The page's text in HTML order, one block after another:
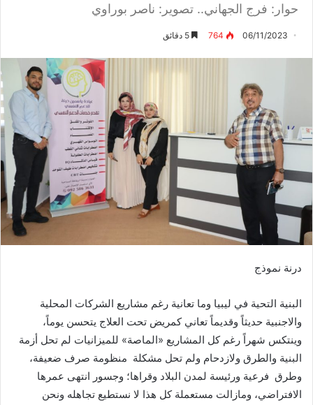
حوار: فرج الجهاني.. تصوير: ناصر بوراوي
06/11/2023
764
درنة نموذج
البنية التحية في ليبيا وما تعانية رغم مشاريع الشركات المحلية
والاجنبية حديثاً وقديماً تعاني كمريض تحت العلاج يتحسن يوماً،
وينتكس شهراً رغم كل المشاريع «الماصة» للميزانيات لم تحل أزمة
البنية والطرق ولازدحام ولم تحل مشكلة منظومة صرف ضعيفة،
وطرق فرعية ورئيسة لمدن البلاد وقراها؛ وجسور انتهى عمرها
الافتراضي، ومازالت مستعملة كل هذا لا نستطيع تجاهله ونحن